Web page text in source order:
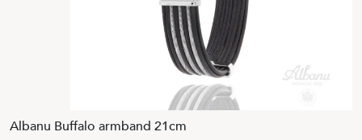
Albanu Buffalo armband 21cm